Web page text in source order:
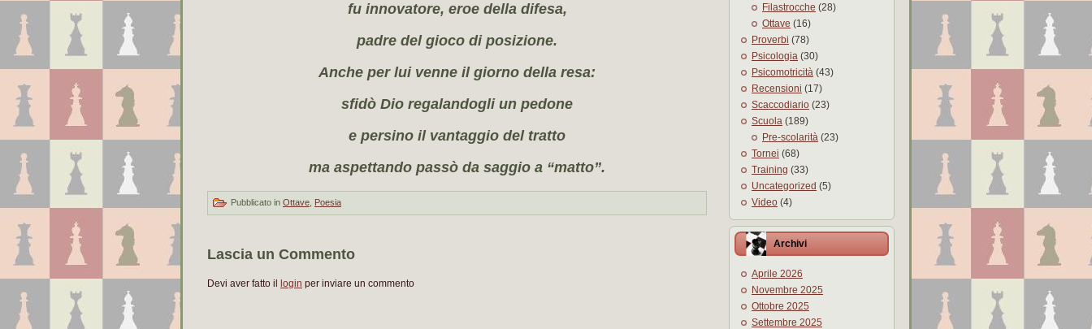
fu innovatore, eroe della difesa,
padre del gioco di posizione.
Anche per lui venne il giorno della resa:
sfidò Dio regalandogli un pedone
e persino il vantaggio del tratto
ma aspettando passò da saggio a “matto”.
Pubblicato in Ottave Poesia
Lascia un Commento
Devi aver fatto il login per inviare un commento
Filastrocche (28)
Ottave (16)
Proverbi (78)
Psicologia (30)
Psicomotricità (43)
Recensioni (17)
Scaccodiario (23)
Scuola (189)
Pre-scolarità (23)
Tornei (68)
Training (33)
Uncategorized (5)
Video (4)
Archivi
Aprile 2026
Novembre 2025
Ottobre 2025
Settembre 2025